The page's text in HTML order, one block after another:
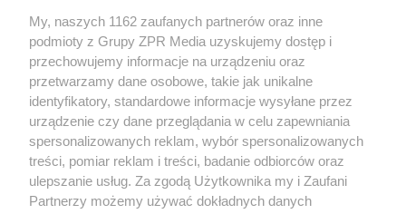
My, naszych 1162 zaufanych partnerów oraz inne
podmioty z Grupy ZPR Media uzyskujemy dostęp i
przechowujemy informacje na urządzeniu oraz
przetwarzamy dane osobowe, takie jak unikalne
identyfikatory, standardowe informacje wysyłane przez
urządzenie czy dane przeglądania w celu zapewniania
spersonalizowanych reklam, wybór spersonalizowanych
treści, pomiar reklam i treści, badanie odbiorców oraz
ulepszanie usług. Za zgodą Użytkownika my i Zaufani
Partnerzy możemy używać dokładnych danych